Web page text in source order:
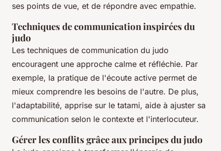
ses points de vue, et de répondre avec empathie.
Techniques de communication inspirées du
judo
Les techniques de communication du judo
encouragent une approche calme et réfléchie. Par
exemple, la pratique de l'écoute active permet de
mieux comprendre les besoins de l'autre. De plus,
l'adaptabilité, apprise sur le tatami, aide à ajuster sa
communication selon le contexte et l'interlocuteur.
Gérer les conflits grâce aux principes du judo